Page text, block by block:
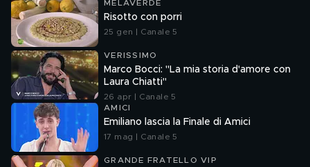
MELAVERDE
Risotto con porri
25 gen | Canale 5
VERISSIMO
Marco Bocci: "La mia storia d'amore con
Laura Chiatti"
26 apr | Canale 5
AMICI
Emiliano lascia la Finale di Amici
17 mag | Canale 5
GRANDE FRATELLO VIP